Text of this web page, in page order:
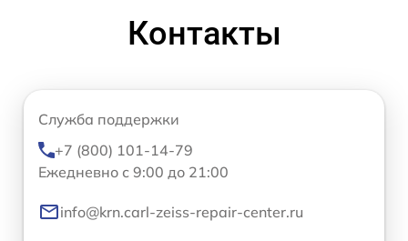
Контакты
Служба поддержки
+7 (800) 101-14-79
Ежедневно с 9:00 до 21:00
info@krn.carl-zeiss-repair-center.ru